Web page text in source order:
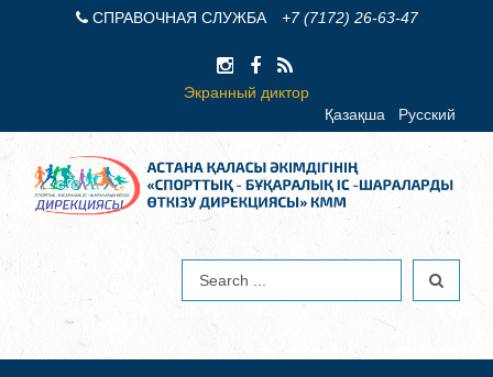
СПРАВОЧНАЯ СЛУЖБА +7 (7172) 26-63-47
Экранный диктор
Қазақша
Русский